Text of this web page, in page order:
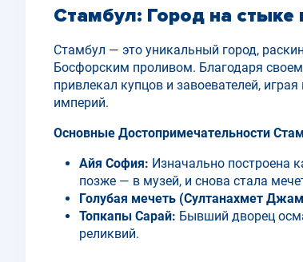
Стамбул: Город на cтыке
Стамбул — это уникальный город,
Босфорским проливом. Благодаря
привлекал купцов и завоевателей,
империй.
Основные Достопримечательности
Айя София: Изначально построена
позже — в музей, и снова стала
Голубая мечеть (Султанахмет
Топкапы Сарай: Бывший дворец
реликвий.